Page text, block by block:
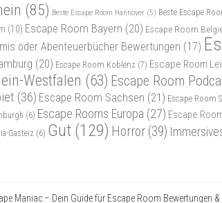
(85) Beste Escape Room Hannover (5) Beste Escape
(10) Escape Room Bayern (20) Escape Room
oder Abenteuerbücher Bewertungen (17)
(20) Escape Room Koblenz (7) Escape Room
Westfalen (63) Escape Room
(36) Escape Room Sachsen (21) Escape Room
(6) Escape Rooms Europa (27) Escape
Gasteiz (6) Gut (129) Horror (39)
Maniac – Dein Guide für Escape Room Bewertungen